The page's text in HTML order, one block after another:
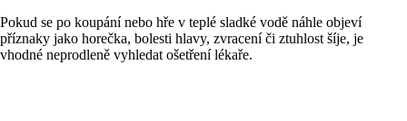
Pokud se po koupání nebo hře v teplé sladké vodě náhle objeví
příznaky jako horečka, bolesti hlavy, zvracení či ztuhlost šíje, je
vhodné neprodleně vyhledat ošetření lékaře.